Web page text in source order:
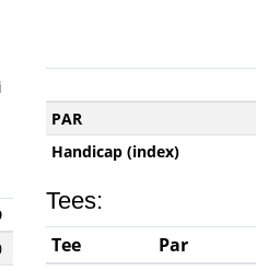
PAR
Handicap (index)
Tees:
Tee Par